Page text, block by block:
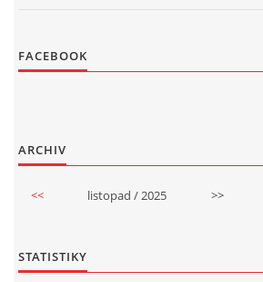
FACEBOOK
ARCHIV
<< listopad / 2025 >>
STATISTIKY